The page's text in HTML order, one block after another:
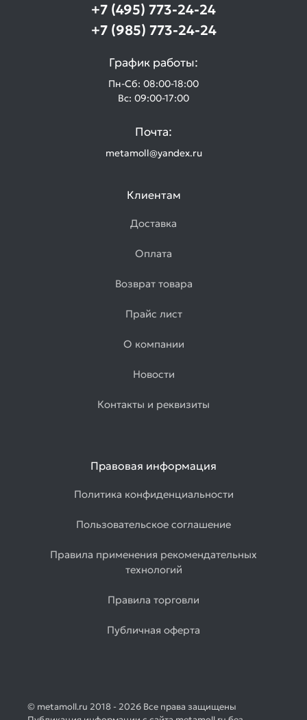
+7 (495) 773-24-24
+7 (985) 773-24-24
График работы:
Пн-Сб: 08:00-18:00
Вс: 09:00-17:00
Почта:
metamoll@yandex.ru
Клиентам
Доставка
Оплата
Возврат товара
Прайс лист
О компании
Новости
Контакты и реквизиты
Правовая информация
Политика конфиденциальности
Пользовательское соглашение
Правила применения рекомендательных
технологий
Правила торговли
Публичная оферта
© metamoll.ru 2018 - 2026 Все права защищены